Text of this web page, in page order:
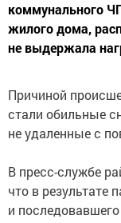
коммунального
жилого дома,
не выдержала
Причиной
стали обильные
не удаленные с
В пресс-службе
что в результате
и